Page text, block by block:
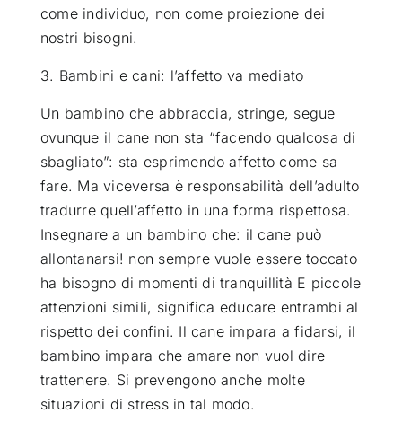
come individuo, non come proiezione dei
nostri bisogni.
3. Bambini e cani: l’affetto va mediato
Un bambino che abbraccia, stringe, segue
ovunque il cane non sta “facendo qualcosa di
sbagliato”: sta esprimendo affetto come sa
fare. Ma viceversa è responsabilità dell’adulto
tradurre quell’affetto in una forma rispettosa.
Insegnare a un bambino che: il cane può
allontanarsi! non sempre vuole essere toccato
ha bisogno di momenti di tranquillità E piccole
attenzioni simili, significa educare entrambi al
rispetto dei confini. Il cane impara a fidarsi, il
bambino impara che amare non vuol dire
trattenere. Si prevengono anche molte
situazioni di stress in tal modo.